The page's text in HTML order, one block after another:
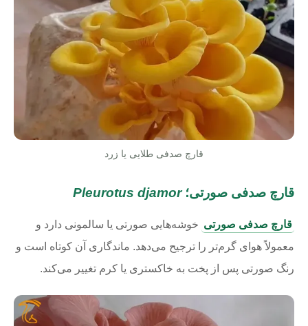
قارچ صدفی طلایی یا زرد
قارچ صدفی صورتی؛Pleurotus djamor
قارچ صدفی صورتی خوشه‌هایی صورتی یا سالمونی دارد و
معمولاً هوای گرم‌تر را ترجیح می‌دهد. ماندگاری آن کوتاه است و
رنگ صورتی پس از پخت به خاکستری یا کرم تغییر می‌کند.